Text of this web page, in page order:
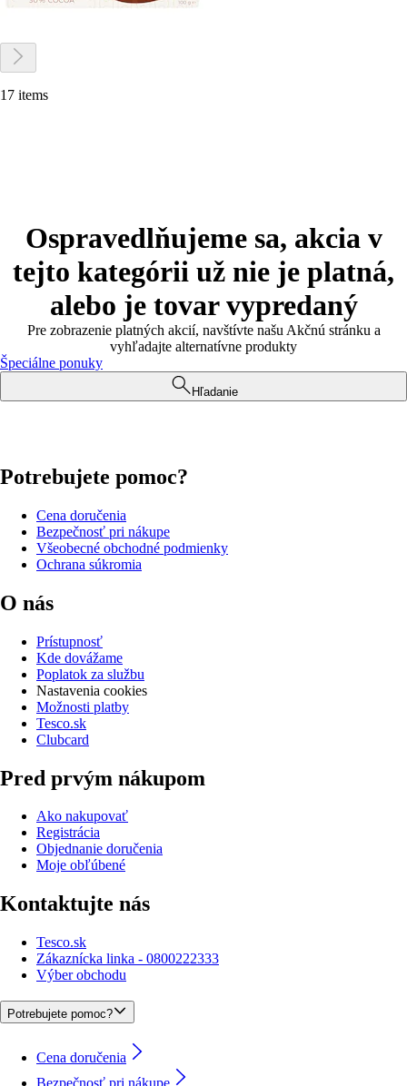
17 items
Ospravedlňujeme sa, akcia v
tejto kategórii už nie je platná,
alebo je tovar vypredaný
Pre zobrazenie platných akcií, navštívte našu Akčnú stránku a
vyhľadajte alternatívne produkty
Špeciálne ponuky
Hľadanie
Potrebujete pomoc?
Cena doručenia
Bezpečnosť pri nákupe
Všeobecné obchodné podmienky
Ochrana súkromia
O nás
Prístupnosť
Kde dovážame
Poplatok za službu
Nastavenia cookies
Možnosti platby
Tesco.sk
Clubcard
Pred prvým nákupom
Ako nakupovať
Registrácia
Objednanie doručenia
Moje obľúbené
Kontaktujte nás
Tesco.sk
Zákaznícka linka - 0800222333
Výber obchodu
Potrebujete pomoc?
Cena doručenia
Bezpečnosť pri nákupe